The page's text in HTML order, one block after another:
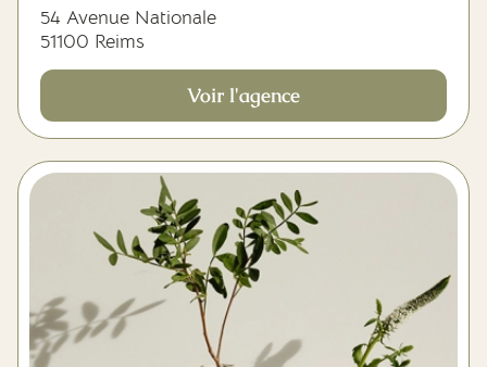
54 Avenue Nationale
51100 Reims
Voir l'agence